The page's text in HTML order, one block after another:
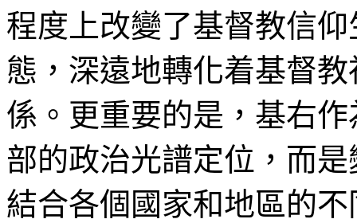
程度上改變了基督教信
態，深遠地轉化着基督
係。更重要的是，基右
部的政治光譜定位，而
結合各個國家和地區的